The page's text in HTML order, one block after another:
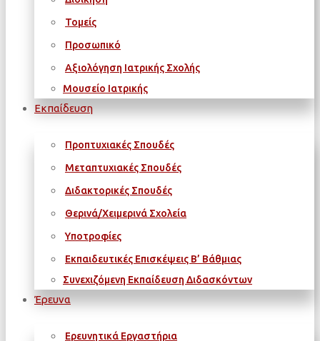
Τομείς
Προσωπικό
Αξιολόγηση Ιατρικής Σχολής
Μουσείο Ιατρικής
Εκπαίδευση
Προπτυχιακές Σπουδές
Μεταπτυχιακές Σπουδές
Διδακτορικές Σπουδές
Θερινά/Χειμερινά Σχολεία
Υποτροφίες
Εκπαιδευτικές Επισκέψεις Β’ Βάθμιας
Συνεχιζόμενη Εκπαίδευση Διδασκόντων
Έρευνα
Ερευνητικά Εργαστήρια